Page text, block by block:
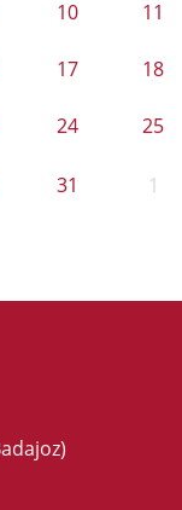
10 11
17 18
24 25
31 1